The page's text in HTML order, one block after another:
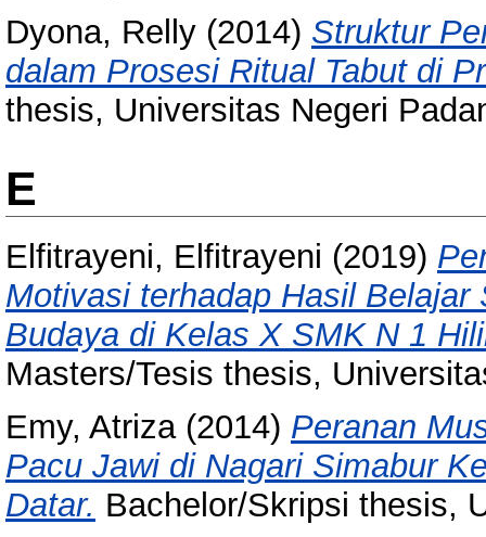
Dyona, Relly (2014) Struktur
dalam Prosesi Ritual Tabut di
thesis, Universitas Negeri
E
Elfitrayeni, Elfitrayeni (2019)
Motivasi terhadap Hasil
Budaya di Kelas X SMK N 1
Masters/Tesis thesis,
Emy, Atriza(2014) Peranan
Pacu Jawi di Nagari Simabur
Datar. Bachelor/Skripsi thesis,